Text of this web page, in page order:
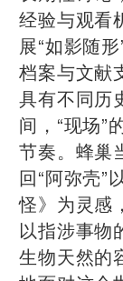
经验与观看
展“如影随
档案与文献
具有不同历
间，“现场”
节奏。蜂巢
回“阿弥壳”
怪》为灵感
以指涉事物
生物天然的